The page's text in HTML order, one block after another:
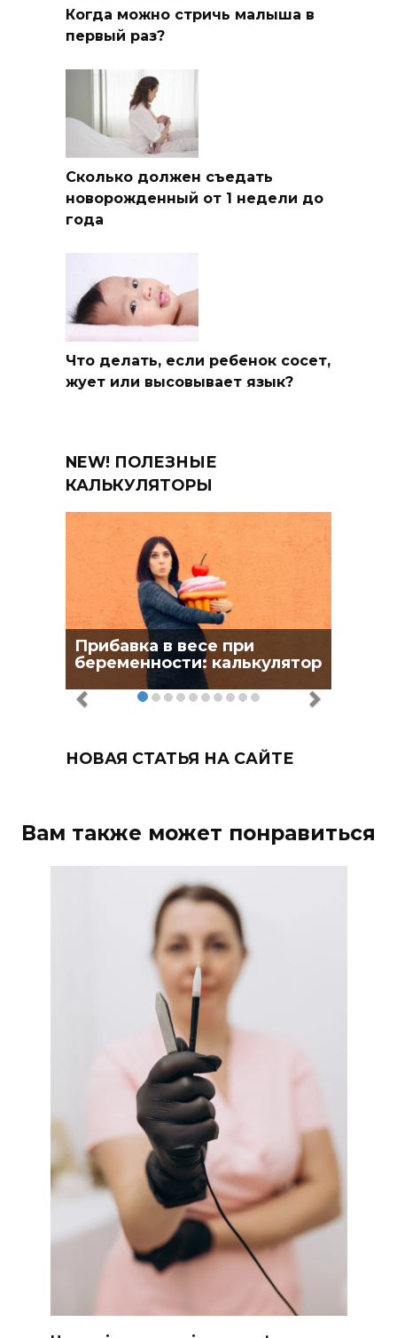
Когда можно стричь малыша в
первый раз?
Сколько должен съедать
новорожденный от 1 недели до
года
Что делать, если ребенок сосет,
жует или высовывает язык?
NEW! ПОЛЕЗНЫЕ
КАЛЬКУЛЯТОРЫ
Прибавка в весе при
беременности: калькулятор
НОВАЯ СТАТЬЯ НА САЙТЕ
Вам также может понравиться